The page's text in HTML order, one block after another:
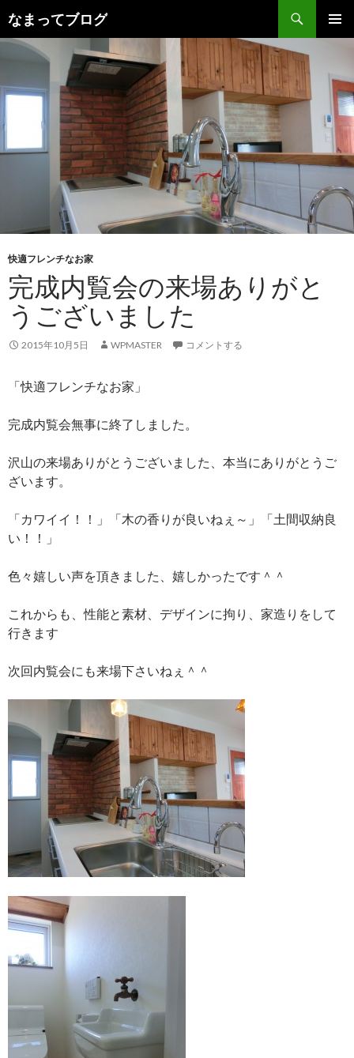
なまってブログ
索コ
ツ
キ
快適フレンチなお家
完成内覧会の来場ありがと
うございました
2015年10月5日 WPMASTER コメントする
「快適フレンチなお家」
完成内覧会無事に終了しました。
沢山の来場ありがとうございました、本当にありがとうご
ざいます。
「カワイイ！！」「木の香りが良いねぇ～」「土間収納良
い！！」
色々嬉しい声を頂きました、嬉しかったです＾＾
これからも、性能と素材、デザインに拘り、家造りをして
行きます
次回内覧会にも来場下さいねぇ＾＾